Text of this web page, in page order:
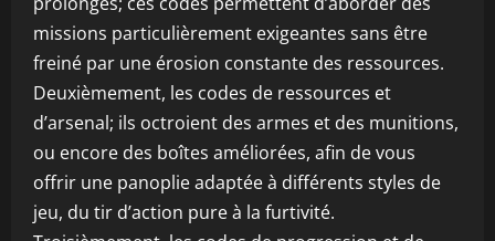
missions particulièrement exigeantes sans être
freiné par une érosion constante des ressources.
Deuxièmement, les codes de ressources et
d’arsenal; ils octroient des armes et des munitions,
ou encore des boîtes améliorées, afin de vous
offrir une panoplie adaptée à différents styles de
jeu, du tir d’action pure à la furtivité.